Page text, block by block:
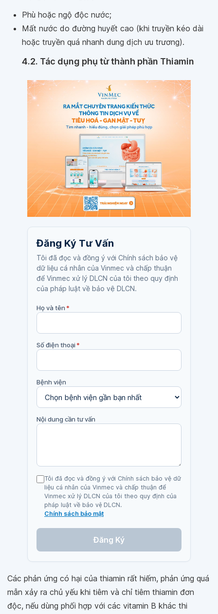
Phù hoặc ngộ độc nước;
Mất nước do đường huyết cao (khi truyền kéo dài
hoặc truyền quá nhanh dung dịch ưu trương).
4.2. Tác dụng phụ từ thành phần Thiamin
Đăng Ký Tư Vấn
Tôi đã đọc và đồng ý với Chính sách bảo vệ
dữ liệu cá nhân của Vinmec và chấp thuận
để Vinmec xử lý DLCN của tôi theo quy định
của pháp luật về bảo vệ DLCN.
Họ và tên*
Số điện thoại*
Bệnh viện
Nội dung cần tư vấn
Tôi đã đọc và đồng ý với Chính sách bảo vệ dữ
liệu cá nhân của Vinmec và chấp thuận để
Vinmec xử lý DLCN của tôi theo quy định của
pháp luật về bảo vệ DLCN.
Chính sách bảo mật
Đăng Ký
Các phản ứng có hại của thiamin rất hiếm, phản ứng quá
mẫn xảy ra chủ yếu khi tiêm và chỉ tiêm thiamin đơn
độc, nếu dùng phối hợp với các vitamin B khác thi